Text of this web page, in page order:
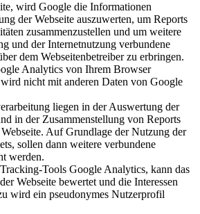
wird Google die Informationen
der Webseite auszuwerten, um Reports
zusammenzustellen und um weitere
und der Internetnutzung verbundene
dem Webseitenbetreiber zu erbringen.
Analytics von Ihrem Browser
nicht mit anderen Daten von Google
liegen in der Auswertung der
in der Zusammenstellung von Reports
Auf Grundlage der Nutzung der
sollen dann weitere verbundene
werden.
Tools Google Analytics, kann das
Webseite bewertet und die Interessen
wird ein pseudonymes Nutzerprofil